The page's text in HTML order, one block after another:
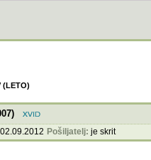
(LETO)
02.09.2012 Pošiljatelj: je skrit